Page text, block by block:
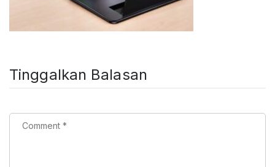
Tinggalkan Balasan